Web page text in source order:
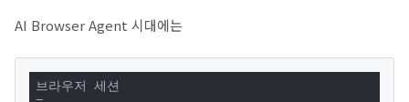
AI Browser Agent 시대에는
브라우저 세션